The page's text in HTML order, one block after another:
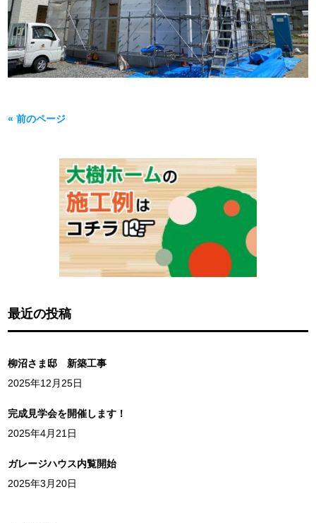
« 前のページ
最近の投稿
柳沼さま邸 新築工事
2025年12月25日
完成見学会を開催します！
2025年4月21日
ガレージハウス内覧開始
2025年3月20日